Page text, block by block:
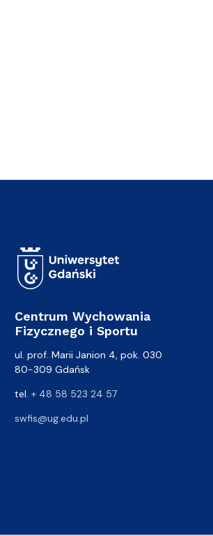
Centrum Wychowania
Fizycznego i Sportu
ul. prof. Marii Janion 4, pok. 030
80-309 Gdańsk
tel. + 48 58 523 24 57
swfis@ug.edu.pl